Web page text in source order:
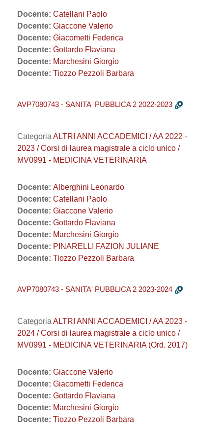
Docente: Catellani Paolo
Docente: Giaccone Valerio
Docente: Giacometti Federica
Docente: Gottardo Flaviana
Docente: Marchesini Giorgio
Docente: Tiozzo Pezzoli Barbara
AVP7080743 - SANITA' PUBBLICA 2 2022-2023
Categoria ALTRI ANNI ACCADEMICI / AA 2022 -
2023 / Corsi di laurea magistrale a ciclo unico /
MV0991 - MEDICINA VETERINARIA
Docente: Alberghini Leonardo
Docente: Catellani Paolo
Docente: Giaccone Valerio
Docente: Gottardo Flaviana
Docente: Marchesini Giorgio
Docente: PINARELLI FAZION JULIANE
Docente: Tiozzo Pezzoli Barbara
AVP7080743 - SANITA' PUBBLICA 2 2023-2024
Categoria ALTRI ANNI ACCADEMICI / AA 2023 -
2024 / Corsi di laurea magistrale a ciclo unico /
MV0991 - MEDICINA VETERINARIA (Ord. 2017)
Docente: Giaccone Valerio
Docente: Giacometti Federica
Docente: Gottardo Flaviana
Docente: Marchesini Giorgio
Docente: Tiozzo Pezzoli Barbara